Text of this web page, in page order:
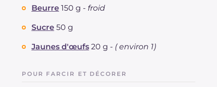
dont acides gras saturés
Cholestérol
Sodium mg
Beurre 150 g - froid
Sucre 50 g
Jaunes d'œufs 20 g - ( environ 1)
POUR FARCIR ET DÉCORER